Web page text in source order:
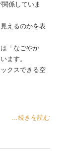
係していま
えるのかを表
「なごやか
ます。
クスできる空
...続きを読む